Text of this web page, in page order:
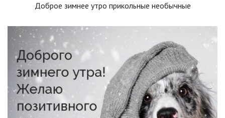
Доброе зимнее утро прикольные необычные